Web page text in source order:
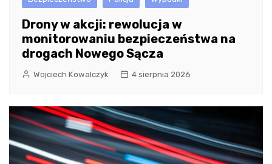
Drony w akcji: rewolucja w
monitorowaniu bezpieczeństwa na
drogach Nowego Sącza
Wojciech Kowalczyk 4 sierpnia 2026